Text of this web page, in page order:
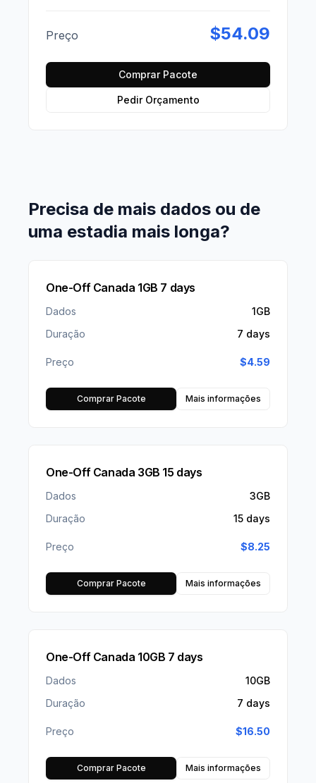
Preço $54.09
Comprar Pacote
Pedir Orçamento
Precisa de mais dados ou de
uma estadia mais longa?
One-Off Canada 1GB 7 days
Dados
1GB
Duração
7 days
Preço $4.59
Comprar Pacote Mais informações
One-Off Canada 3GB 15 days
Dados
3GB
Duração
15 days
Preço $8.25
Comprar Pacote Mais informações
One-Off Canada 10GB 7 days
Dados
10GB
Duração
7 days
Preço $16.50
Comprar Pacote Mais informações